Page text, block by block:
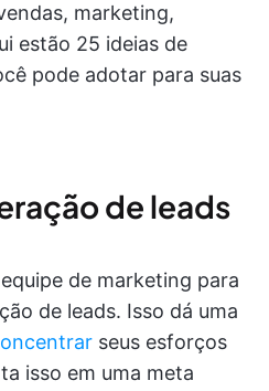
marketing,
estão 25 ideias de
pode adotar para suas
de leads
de marketing para
de leads. Isso dá uma
seus esforços
isso em uma meta